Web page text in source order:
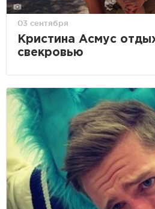
03 сентября
Кристина Асмус
свекровью